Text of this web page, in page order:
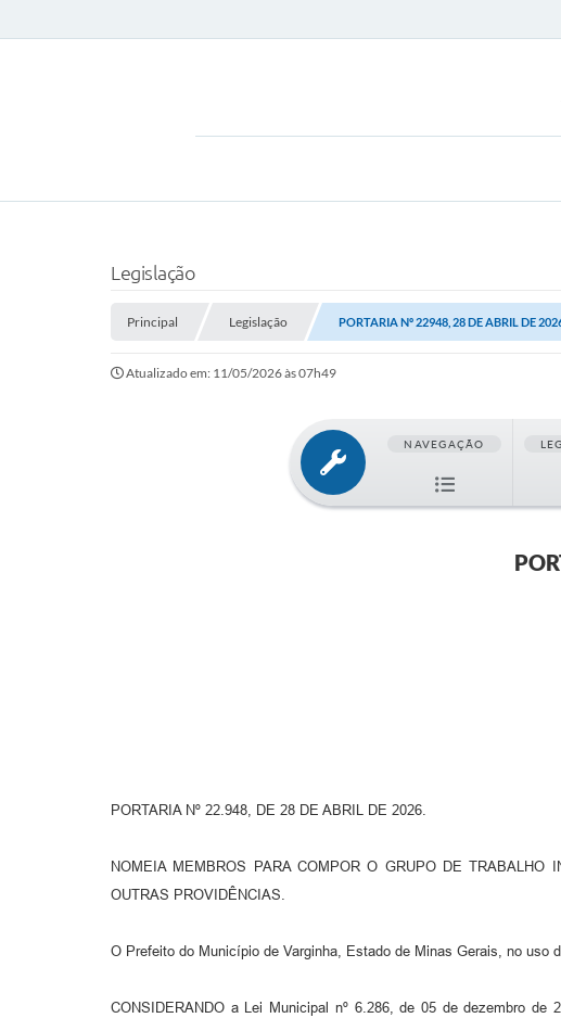
Legislação
Principal Legislação PORTARIA Nº 22948, 28 DE ABRIL DE
Atualizado em: 11/05/2026 às 07h49
NAVEGAÇÃO
PORTARIA Nº 22.948, DE 28 DE ABRIL DE 2026.
NOMEIA MEMBROS PARA COMPOR O GRUPO DE
OUTRAS PROVIDÊNCIAS.
O Prefeito do Município de Varginha, Estado de Minas Gerais, no uso
CONSIDERANDO a Lei Municipal nº 6.286, de 05 de dezembro